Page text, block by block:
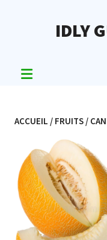
IDLY
ACCUEIL / FRUITS /